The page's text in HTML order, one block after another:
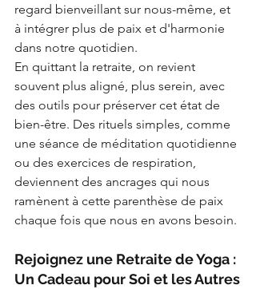
regard bienveillant sur nous-même, et
à intégrer plus de paix et d'harmonie
dans notre quotidien.
En quittant la retraite, on revient
souvent plus aligné, plus serein, avec
des outils pour préserver cet état de
bien-être. Des rituels simples, comme
une séance de méditation quotidienne
ou des exercices de respiration,
deviennent des ancrages qui nous
ramènent à cette parenthèse de paix
chaque fois que nous en avons besoin.
Rejoignez une Retraite de Yoga :
Un Cadeau pour Soi et les Autres